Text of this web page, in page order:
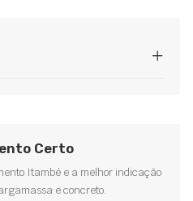
Certo
Itambé e a melhor indicação
e concreto.